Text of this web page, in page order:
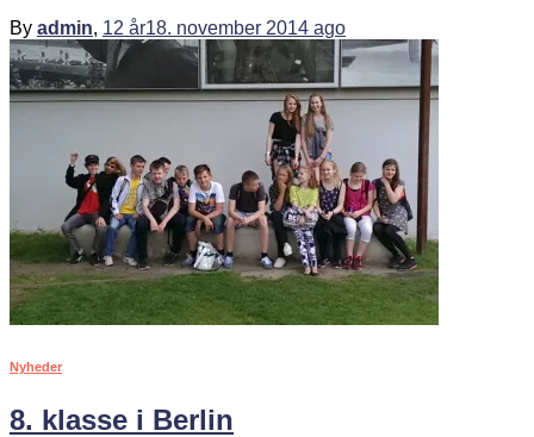
By admin, 12 år18. november 2014 ago
Nyheder
8. klasse i Berlin